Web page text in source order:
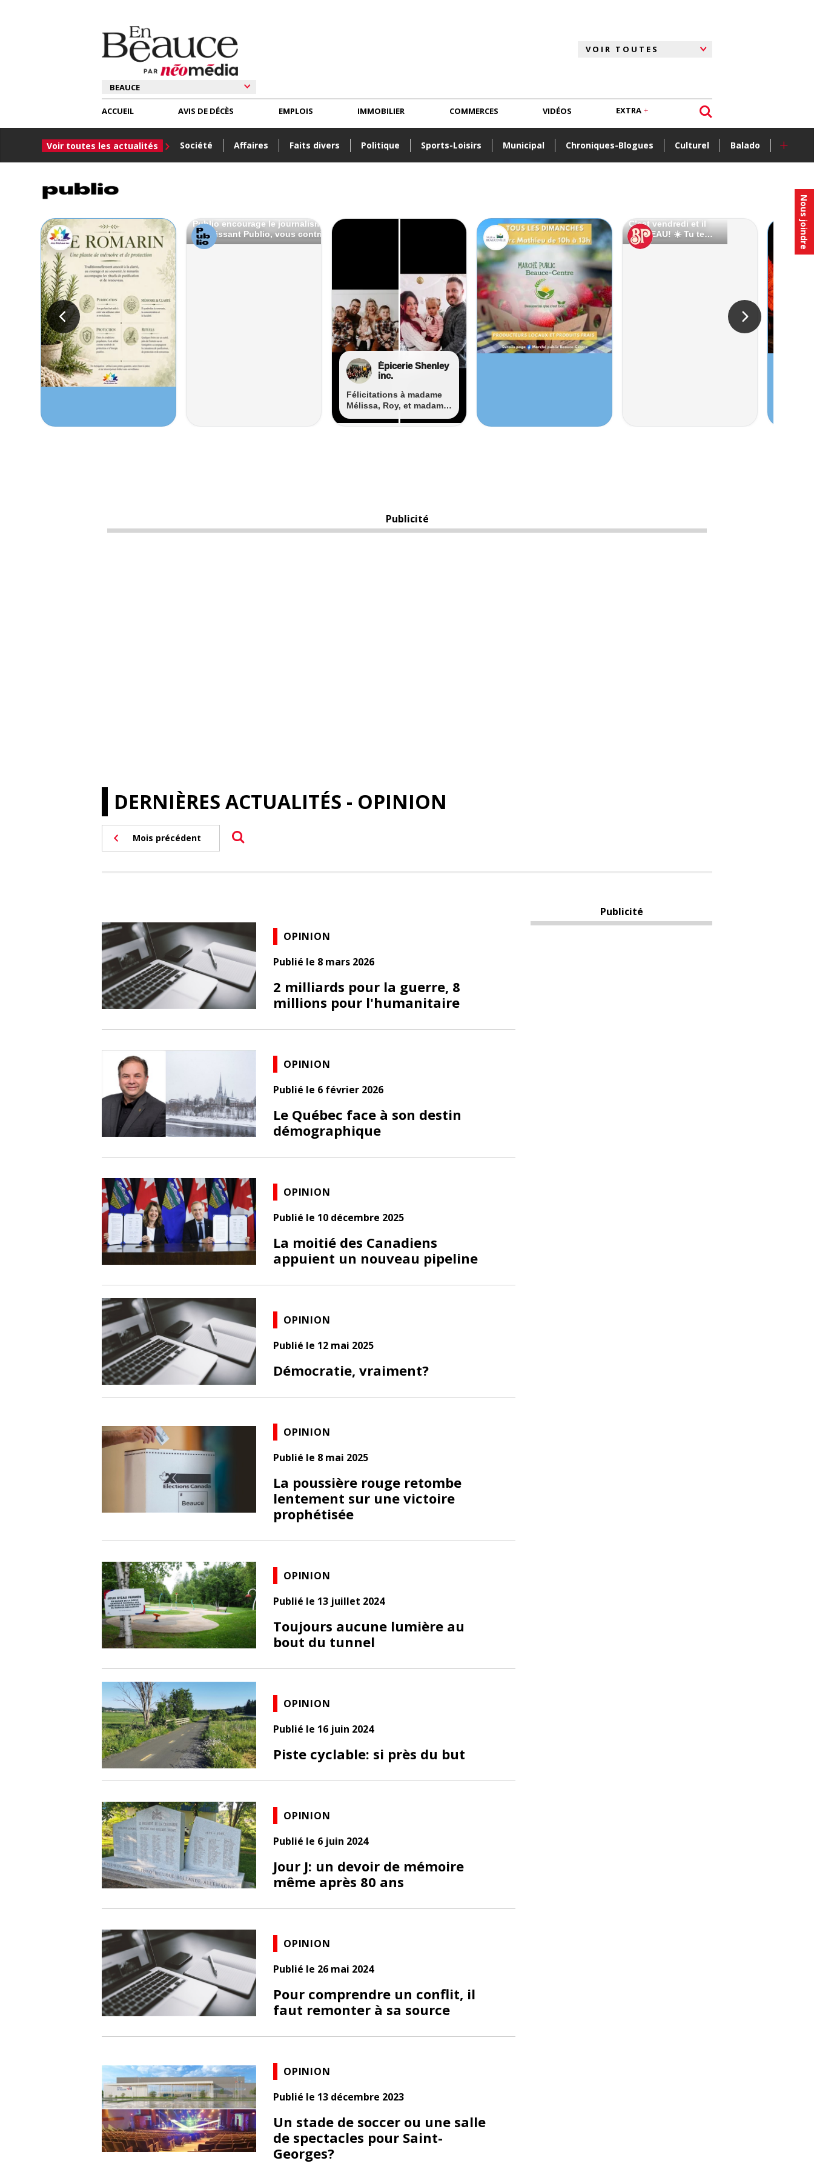
Nous joindre
ACCUEIL
Voir toutes les actualités Société Affaires Faits divers Politique Sports-Loisirs Municipal Chroniques-Blogues Culturel Balado +
AVIS DE DÉCÈS EMPLOIS IMMOBILIER COMMERCES VIDÉOS EXTRA
Publicité
DERNIÈRES ACTUALITÉS - OPINION
Mois précédent
OPINION
Publié le 8 mars 2026
2 milliards pour la guerre, 8
millions pour l'humanitaire
OPINION
Publié le 6 février 2026
Le Québec face à son destin
démographique
OPINION
Publié le 10 décembre 2025
La moitié des Canadiens
appuient un nouveau pipeline
OPINION
Publié le 12 mai 2025
Démocratie, vraiment?
OPINION
Publié le 8 mai 2025
La poussière rouge retombe
lentement sur une victoire
prophétisée
OPINION
Publié le 13 juillet 2024
Toujours aucune lumière au
bout du tunnel
OPINION
Publié le 16 juin 2024
Piste cyclable: si près du but
OPINION
Publié le 6 juin 2024
Jour J: un devoir de mémoire
même après 80 ans
OPINION
Publié le 26 mai 2024
Pour comprendre un conflit, il
faut remonter à sa source
OPINION
Publié le 13 décembre 2023
Un stade de soccer ou une salle
de spectacles pour Saint-
Georges?
Publicité